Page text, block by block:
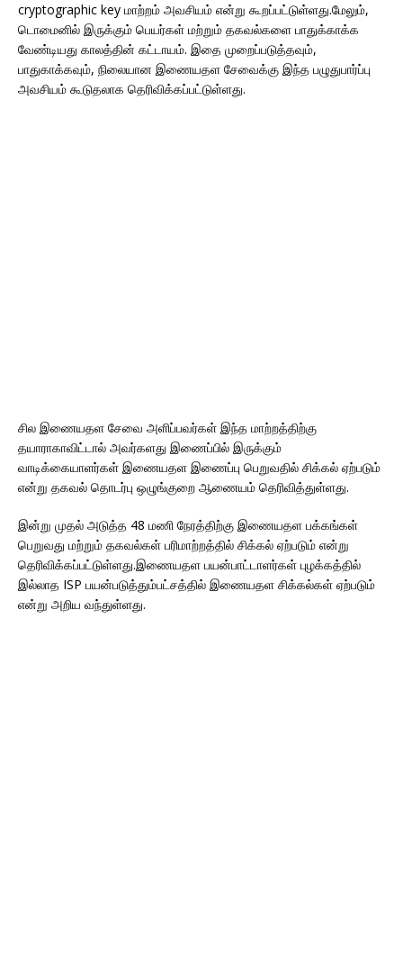
cryptographic key மாற்றம் அவசியம் என்று கூறப்பட்டுள்ளது.மேலும்,
டொமைனில் இருக்கும் பெயர்கள் மற்றும் தகவல்களை பாதுக்காக்க
வேண்டியது காலத்தின் கட்டாயம். இதை முறைப்படுத்தவும்,
பாதுகாக்கவும், நிலையான இணையதள சேவைக்கு இந்த பழுதுபார்ப்பு
அவசியம் கூடுதலாக தெரிவிக்கப்பட்டுள்ளது.
சில இணையதள சேவை அளிப்பவர்கள் இந்த மாற்றத்திற்கு
தயாராகாவிட்டால் அவர்களது இணைப்பில் இருக்கும்
வாடிக்கையாளர்கள் இணையதள இணைப்பு பெறுவதில் சிக்கல் ஏற்படும்
என்று தகவல் தொடர்பு ஒழுங்குறை ஆணையம் தெரிவித்துள்ளது.
இன்று முதல் அடுத்த 48 மணி நேரத்திற்கு இணையதள பக்கங்கள்
பெறுவது மற்றும் தகவல்கள் பரிமாற்றத்தில் சிக்கல் ஏற்படும் என்று
தெரிவிக்கப்பட்டுள்ளது.இணையதள பயன்பாட்டாளர்கள் புழக்கத்தில்
இல்லாத ISP பயன்படுத்தும்பட்சத்தில் இணையதள சிக்கல்கள் ஏற்படும்
என்று அறிய வந்துள்ளது.